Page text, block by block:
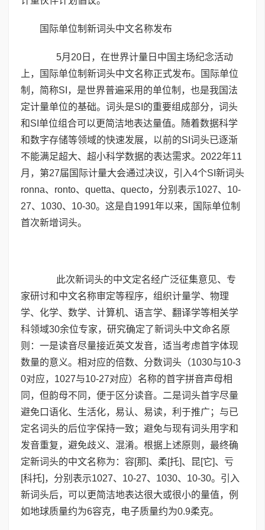
国际单位制新词头中文名称发布
5月20日，在世界计量日中国主场纪念活动
上，国际单位制新词头中文名称正式发布。国际单位
制，简称SI，是世界普遍采用的单位制，也是我国法
定计量单位的基础。词头是SI的重要组成部分，词头
和SI单位组合可以更简洁地表达量值。随着数据科学
和数字存储等领域的快速发展，以前的SI词头已逐渐
不能满足超大、超小科学数据的表达需求。2022年11
月，第27届国际计量大会通过决议，引入4个SI新词头
ronna、ronto、quetta、quecto，分别表示1027、10-
27、1030、10-30。这是自1991年以来，国际单位制
首次新增词头。
此次新词头的中文定名经广泛征集意见、专
家研讨和中文名称审定等程序，组织计量学、物理
学、化学、数学、计算机、语言学、翻译学等相关学
科领域30余位专家，研究确定了新词头中文命名原
则：一是读音尽量接近英文发音，适当考虑首字体现
数量的意义。相对应的倍数、分数词头（1030与10-3
0对应，1027与10-27对应）名称的首字拼音声母相
同，但韵母不同，便于区分读音。二是词头首字尽量
避免口语化、生活化，易认、易读，利于推广；与已
定名词头的后位字保持一致；避免与现有词头用字和
发音重复，避免歧义、混淆。根据上述原则，最终确
定新词头的中文名称为：容[那]、柔[托]、昆[它]、亏
[科托]，分别表示1027、10-27、1030、10-30。引入
新词头后，可以更简洁地表达很大或很小的量值，例
如地球质量约为6容克，电子质量约为0.9柔克。